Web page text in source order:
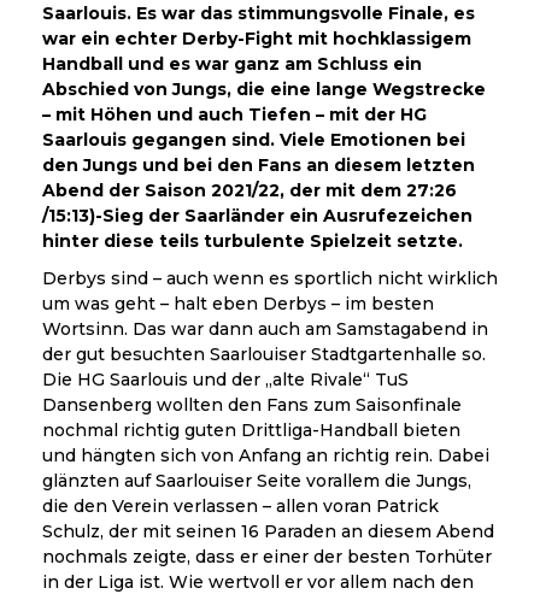
Saarlouis. Es war das stimmungsvolle Finale, es
war ein echter Derby-Fight mit hochklassigem
Handball und es war ganz am Schluss ein
Abschied von Jungs, die eine lange Wegstrecke
– mit Höhen und auch Tiefen – mit der HG
Saarlouis gegangen sind. Viele Emotionen bei
den Jungs und bei den Fans an diesem letzten
Abend der Saison 2021/22, der mit dem 27:26
/15:13)-Sieg der Saarländer ein Ausrufezeichen
hinter diese teils turbulente Spielzeit setzte.
Derbys sind – auch wenn es sportlich nicht wirklich
um was geht – halt eben Derbys – im besten
Wortsinn. Das war dann auch am Samstagabend in
der gut besuchten Saarlouiser Stadtgartenhalle so.
Die HG Saarlouis und der „alte Rivale“ TuS
Dansenberg wollten den Fans zum Saisonfinale
nochmal richtig guten Drittliga-Handball bieten
und hängten sich von Anfang an richtig rein. Dabei
glänzten auf Saarlouiser Seite vorallem die Jungs,
die den Verein verlassen – allen voran Patrick
Schulz, der mit seinen 16 Paraden an diesem Abend
nochmals zeigte, dass er einer der besten Torhüter
in der Liga ist. Wie wertvoll er vor allem nach den